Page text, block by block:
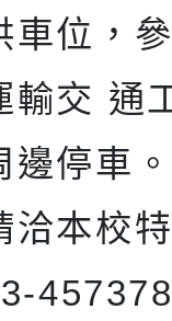
車位，
輸交 通
邊停車
洽本校